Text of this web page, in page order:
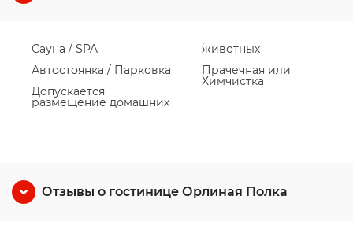
Сауна / SPA
Автостоянка / Парковка
Допускается
размещение домашних
животных
Прачечная или
Химчистка
Отзывы о гостинице Орлиная Полка